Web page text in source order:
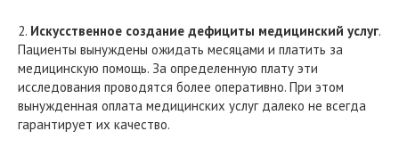
2. Искусственное создание дефициты медицинский услуг.
Пациенты вынуждены ожидать месяцами и платить за
медицинскую помощь. За определенную плату эти
исследования проводятся более оперативно. При этом
вынужденная оплата медицинских услуг далеко не всегда
гарантирует их качество.